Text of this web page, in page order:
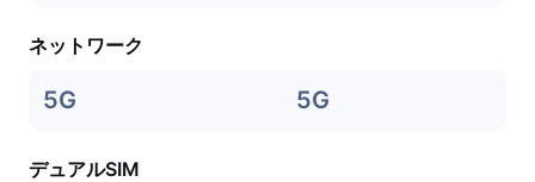
ネットワーク
5G 5G
デュアルSIM